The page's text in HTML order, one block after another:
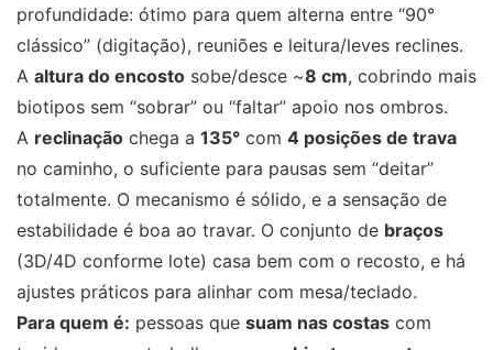
profundidade: ótimo para quem alterna entre “90°
clássico” (digitação), reuniões e leitura/leves reclines.
A altura do encosto sobe/desce ~8 cm, cobrindo mais
biotipos sem “sobrar” ou “faltar” apoio nos ombros.
A reclinação chega a 135° com 4 posições de trava
no caminho, o suficiente para pausas sem “deitar”
totalmente. O mecanismo é sólido, e a sensação de
estabilidade é boa ao travar. O conjunto de braços
(3D/4D conforme lote) casa bem com o recosto, e há
ajustes práticos para alinhar com mesa/teclado.
Para quem é: pessoas que suam nas costas com